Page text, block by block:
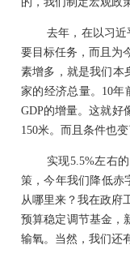
去年，在以习
要目标任务，而且为
素增多，就是我们本
家的经济总量。10年
GDP的增量。这就好
150米。而且条件也
实现5.5%左右
策，今年我们降低赤
从哪里来？我在政府
预算稳定调节基金，
输氧。当然，我们还